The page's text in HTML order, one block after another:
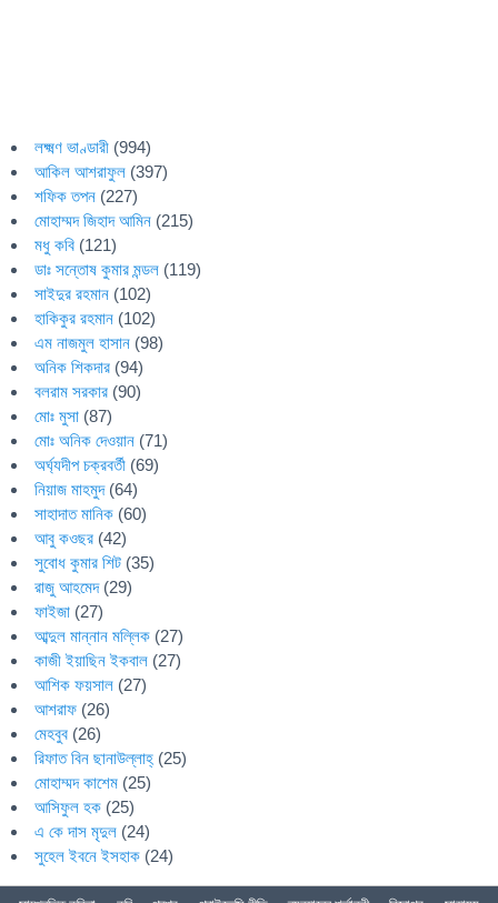
লক্ষ্মণ ভাণ্ডারী (994)
আকিল আশরাফুল (397)
শফিক তপন (227)
মোহাম্মদ জিহাদ আমিন (215)
মধু কবি (121)
ডাঃ সন্তোষ কুমার মন্ডল (119)
সাইদুর রহমান (102)
হাকিকুর রহমান (102)
এম নাজমুল হাসান (98)
অনিক শিকদার (94)
বলরাম সরকার (90)
মোঃ মুসা (87)
মোঃ অনিক দেওয়ান (71)
অর্ঘ্যদীপ চক্রবর্তী (69)
নিয়াজ মাহমুদ(64)
সাহাদাত মানিক (60)
আবু কওছর (42)
সুবোধ কুমার শিট (35)
রাজু আহমেদ(29)
ফাইজা (27)
আব্দুল মান্নান মল্লিক (27)
কাজী ইয়াছিন ইকবাল (27)
আশিক ফয়সাল (27)
আশরাফ (26)
মেহবুব (26)
রিফাত বিন ছানাউল্লাহ্ (25)
মোহাম্মদ কাশেম (25)
আসিফুল হক (25)
এ কে দাস মৃদুল (24)
সুহেল ইবনে ইসহাক (24)